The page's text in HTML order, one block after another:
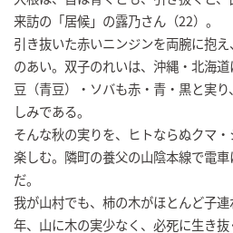
来訪の「居候」の露乃さん（22）。
引き抜いた赤いニンジンを両腕に抱
のあい。双子のれいは、沖縄・北海
豆（青豆）・ソバも赤・青・黒と実
しみである。
そんな秋の実りを、ヒトならぬクマ
楽しむ。隣町の養父の山陰本線で電
だ。
我が山村でも、柿の木がほとんど子
年、山に木の実少なく、必死に生き